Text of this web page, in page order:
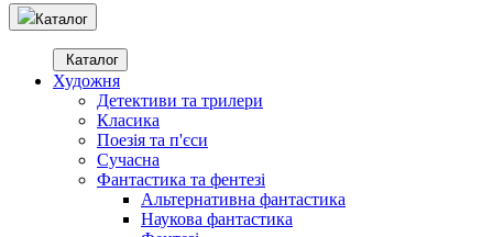
Каталог
Каталог
Художня
Детективи та трилери
Класика
Поезія та п'єси
Сучасна
Фантастика та фентезі
Альтернативна фантастика
Наукова фантастика